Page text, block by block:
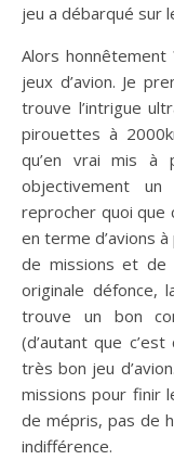
jeu a débarqué sur
Alors honnêtement
jeux d’avion. Je
trouve l’intrigue
pirouettes à
qu’en vrai mis à
objectivement
reprocher quoi que
en terme d’avions
de missions et de
originale défonce,
trouve un bon
(d’autant que
très bon jeu
missions pour finir
de mépris, pas de
indifférence.